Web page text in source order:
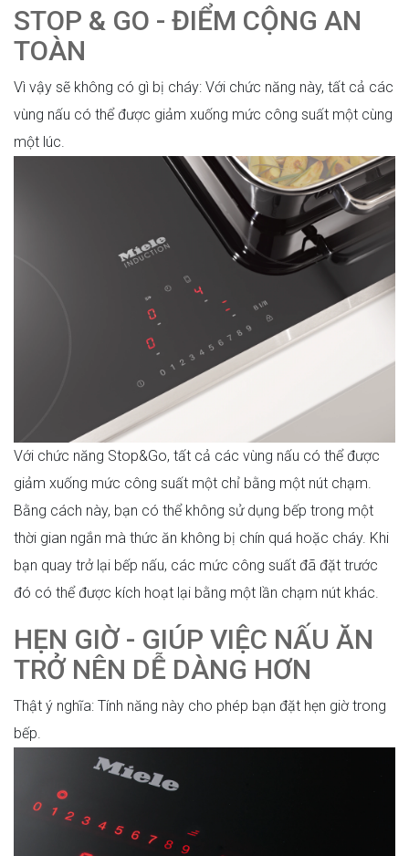
STOP & GO - ĐIỂM CỘNG AN
TOÀN
Vì vậy sẽ không có gì bị cháy: Với chức năng này, tất cả các
vùng nấu có thể được giảm xuống mức công suất một cùng
một lúc.
Với chức năng Stop&Go, tất cả các vùng nấu có thể được
giảm xuống mức công suất một chỉ bằng một nút chạm.
Bằng cách này, bạn có thể không sử dụng bếp trong một
thời gian ngắn mà thức ăn không bị chín quá hoặc cháy. Khi
bạn quay trở lại bếp nấu, các mức công suất đã đặt trước
đó có thể được kích hoạt lại bằng một lần chạm nút khác.
HẸN GIỜ - GIÚP VIỆC NẤU ĂN
TRỞ NÊN DỄ DÀNG HƠN
Thật ý nghĩa: Tính năng này cho phép bạn đặt hẹn giờ trong
bếp.